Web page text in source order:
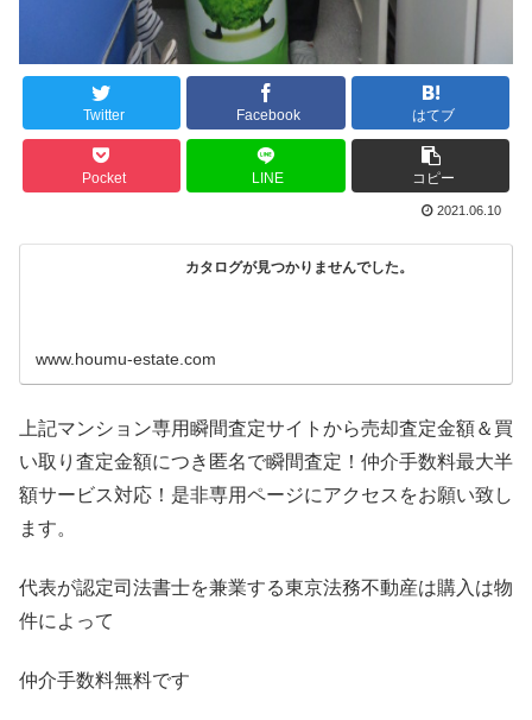
Twitter Facebook はてブ
Pocket LINE コピー
2021.06.10
カタログが見つかりませんでした。
www.houmu-estate.com
上記マンション専用瞬間査定サイトから売却査定金額＆買
い取り査定金額につき匿名で瞬間査定！仲介手数料最大半
額サービス対応！是非専用ページにアクセスをお願い致し
ます。
代表が認定司法書士を兼業する東京法務不動産は購入は物
件によって
仲介手数料無料です